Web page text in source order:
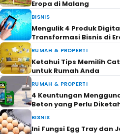
Eropa di Malang
BISNIS
Mengulik 4 Produk
Transformasi Bisnis di
RUMAH & PROPERTI
Ketahui Tips Memilih
untuk Rumah Anda
RUMAH & PROPERTI
4 Keuntungan
Beton yang Perlu
BISNIS
Ini Fungsi Egg Tray dan